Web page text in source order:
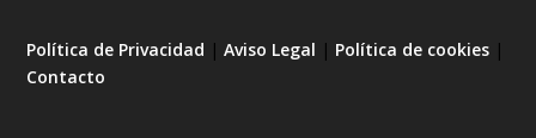
Política de Privacidad |Aviso Legal | Política de cookies |
Contacto